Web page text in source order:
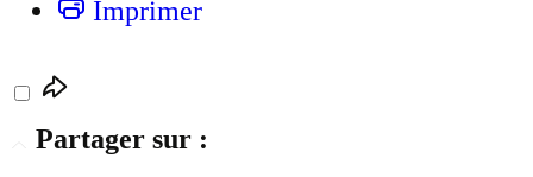
Imprimer
Partager sur :